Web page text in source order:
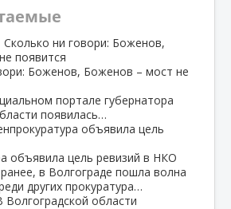
Сколько ни говори: Боженов,
появится
портале губернатора
появилась…
объявила цель
в Волгограде пошла волна
других прокуратура…
Волгоградской области